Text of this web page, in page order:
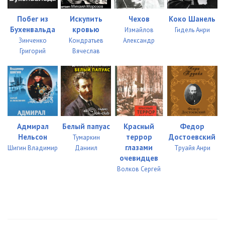
1_3_02 05:15
1_3_03
1_3_05 05:02
1_3_06 05:06
1_3_08 05:12
Побег из
Бухенвальда
Зинченко
Григорий
Искупить
кровью
Кондратьев
Вячеслав
Чехов
Измайлов
Александр
Коко Шанель
Гидель Анри
Адмирал
Нельсон
Шигин Владимир
Белый папуас
Тумаркин
Даниил
Красный
террор
глазами
очевидцев
Волков Сергей
Федор
Достоевский
Труайя Анри